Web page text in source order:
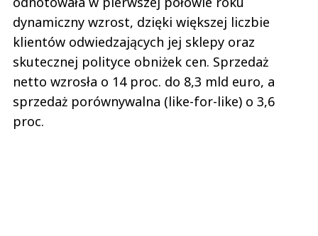
dynamiczny wzrost, dzięki większej liczbie
klientów odwiedzających jej sklepy oraz
skutecznej polityce obniżek cen. Sprzedaż
netto wzrosła o 14 proc. do 8,3 mld euro, a
sprzedaż porównywalna (like-for-like) o 3,6
proc.